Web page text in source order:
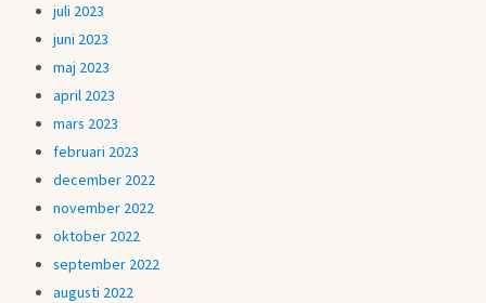
juli 2023
juni 2023
maj 2023
april 2023
mars 2023
februari 2023
december 2022
november 2022
oktober 2022
september 2022
augusti 2022